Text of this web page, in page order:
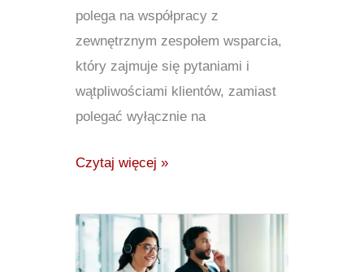
polega na współpracy z
zewnętrznym zespołem wsparcia,
który zajmuje się pytaniami i
wątpliwościami klientów, zamiast
polegać wyłącznie na
Czytaj więcej »
Centra
obsługi